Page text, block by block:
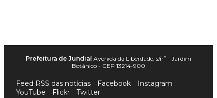
Prefeitura de Jundiaí Avenida da Liberdade, s/nº - Jardim
Botânico - CEP 13214-900
Feed RSS das notícias Facebook
Instagram
YouTube
Flickr Twitter